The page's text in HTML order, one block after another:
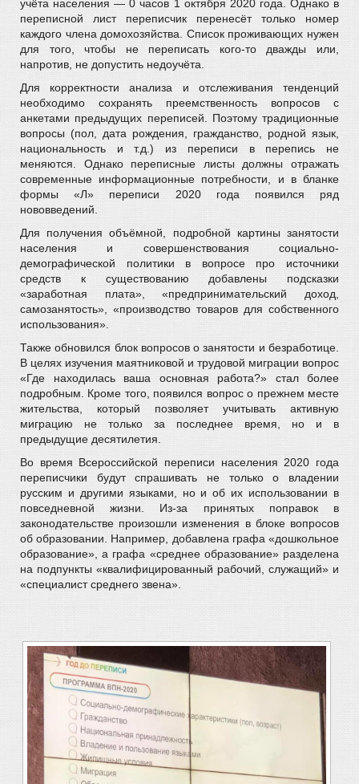
учёта населения — 0 часов 1 октября 2020 года. Однако в
переписной лист переписчик перенесёт только номер
каждого члена домохозяйства. Список проживающих нужен
для того, чтобы не переписать кого-то дважды или,
напротив, не допустить недоучёта.
Для корректности анализа и отслеживания тенденций
необходимо сохранять преемственность вопросов с
анкетами предыдущих переписей. Поэтому традиционные
вопросы (пол, дата рождения, гражданство, родной язык,
национальность и т.д.) из переписи в перепись не
меняются. Однако переписные листы должны отражать
современные информационные потребности, и в бланке
формы «Л» переписи 2020 года появился ряд
нововведений.
Для получения объёмной, подробной картины занятости
населения и совершенствования социально-
демографической политики в вопросе про источники
средств к существованию добавлены подсказки
«заработная плата», «предпринимательский доход,
самозанятость», «производство товаров для собственного
использования».
Также обновился блок вопросов о занятости и безработице.
В целях изучения маятниковой и трудовой миграции вопрос
«Где находилась ваша основная работа?» стал более
подробным. Кроме того, появился вопрос о прежнем месте
жительства, который позволяет учитывать активную
миграцию не только за последнее время, но и в
предыдущие десятилетия.
Во время Всероссийской переписи населения 2020 года
переписчики будут спрашивать не только о владении
русским и другими языками, но и об их использовании в
повседневной жизни. Из-за принятых поправок в
законодательстве произошли изменения в блоке вопросов
об образовании. Например, добавлена графа «дошкольное
образование», а графа «среднее образование» разделена
на подпункты «квалифицированный рабочий, служащий» и
«специалист среднего звена».